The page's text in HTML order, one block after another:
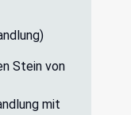
Stein von
mit